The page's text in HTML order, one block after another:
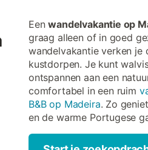
Eenwandelvakantie op
graag alleen of in goed
wandelvakantie verken je
kustdorpen. Je kunt
ontspannen aan een
comfortabel in een ruim
B&B op Madeira. Zo
en de warme Portugese